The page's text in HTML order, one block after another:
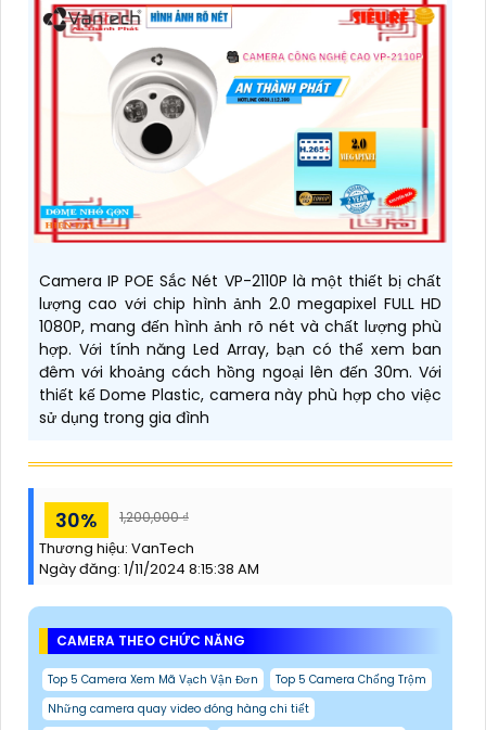
Camera IP POE Sắc Nét VP-2110P là một thiết bị chất
lượng cao với chip hình ảnh 2.0 megapixel FULL HD
1080P, mang đến hình ảnh rõ nét và chất lượng phù
hợp. Với tính năng Led Array, bạn có thể xem ban
đêm với khoảng cách hồng ngoại lên đến 30m. Với
thiết kế Dome Plastic, camera này phù hợp cho việc
sử dụng trong gia đình
30% 1,200,000 ₫
Thương hiệu: VanTech
Ngày đăng: 1/11/2024 8:15:38 AM
CAMERA THEO CHỨC NĂNG
Top 5 Camera Xem Mã Vạch Vận Đơn
Top 5 Camera Chống Trộm
Những camera quay video đóng hàng chi tiết